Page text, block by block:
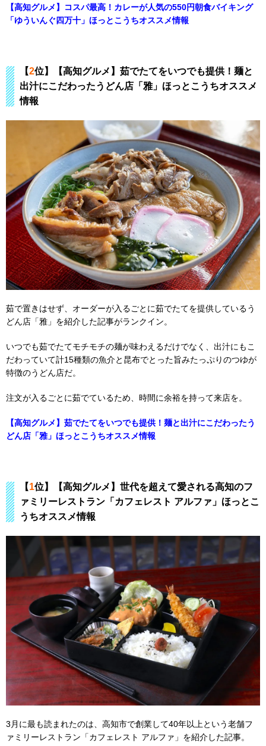
【高知グルメ】コスパ最高！カレーが人気の550円朝食バイキング
「ゆういんぐ四万十」ほっとこうちオススメ情報
【2位】【高知グルメ】茹でたてをいつでも提供！麺と
出汁にこだわったうどん店「雅」ほっとこうちオススメ
情報
茹で置きはせず、オーダーが入るごとに茹でたてを提供しているう
どん店「雅」を紹介した記事がランクイン。
いつでも茹でたてモチモチの麺が味わえるだけでなく、出汁にもこ
だわっていて計15種類の魚介と昆布でとった旨みたっぷりのつゆが
特徴のうどん店だ。
注文が入るごとに茹でているため、時間に余裕を持って来店を。
【高知グルメ】茹でたてをいつでも提供！麺と出汁にこだわったう
どん店「雅」ほっとこうちオススメ情報
【1位】【高知グルメ】世代を超えて愛される高知のフ
ァミリーレストラン「カフェレスト アルファ」ほっとこ
うちオススメ情報
3月に最も読まれたのは、高知市で創業して40年以上という老舗フ
ァミリーレストラン「カフェレスト アルファ」を紹介した記事。